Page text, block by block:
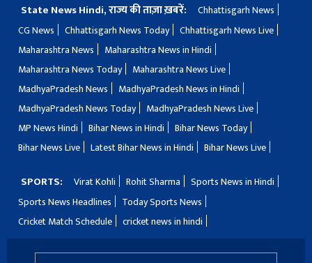
State News Hindi, राज्य की ताज़ा ख़बरें:
Chhattisgarh News
CG News
Chhattisgarh News Today
Chhattisgarh News Live
Maharashtra News
Maharashtra News in Hindi
Maharashtra News Today
Maharashtra News Live
MadhyaPradesh News
MadhyaPradesh News in Hindi
MadhyaPradesh News Today
MadhyaPradesh News Live
MP News Hindi
Bihar News in Hindi
Bihar News Today
Bihar News Live
Latest Bihar News in Hindi Bihar News Live
SPORTS: Virat Kohli Rohit Sharma
Sports News in Hindi
Sports News Headlines
Today Sports News
Cricket Match Schedule
cricket news in hindi